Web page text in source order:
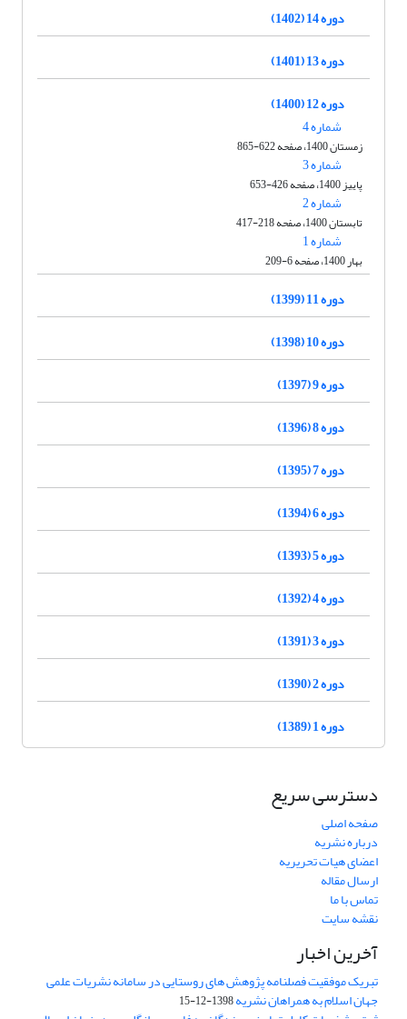
دوره 14 (1402)
دوره 13 (1401)
دوره 12 (1400)
شماره 4
زمستان 1400، صفحه 622-865
شماره 3
پاییز 1400، صفحه 426-653
شماره 2
تابستان 1400، صفحه 218-417
شماره 1
بهار 1400، صفحه 6-209
دوره 11 (1399)
دوره 10 (1398)
دوره 9 (1397)
دوره 8 (1396)
دوره 7 (1395)
دوره 6 (1394)
دوره 5 (1393)
دوره 4 (1392)
دوره 3 (1391)
دوره 2 (1390)
دوره 1 (1389)
دسترسی سریع
صفحه اصلی
درباره نشریه
اعضای هیات تحریریه
ارسال مقاله
تماس با ما
نقشه سایت
آخرین اخبار
تبریک موفقیت فصلنامه پژوهش های روستایی در سامانه نشریات علمی
جهان اسلام به همراهان نشریه1398-12-15